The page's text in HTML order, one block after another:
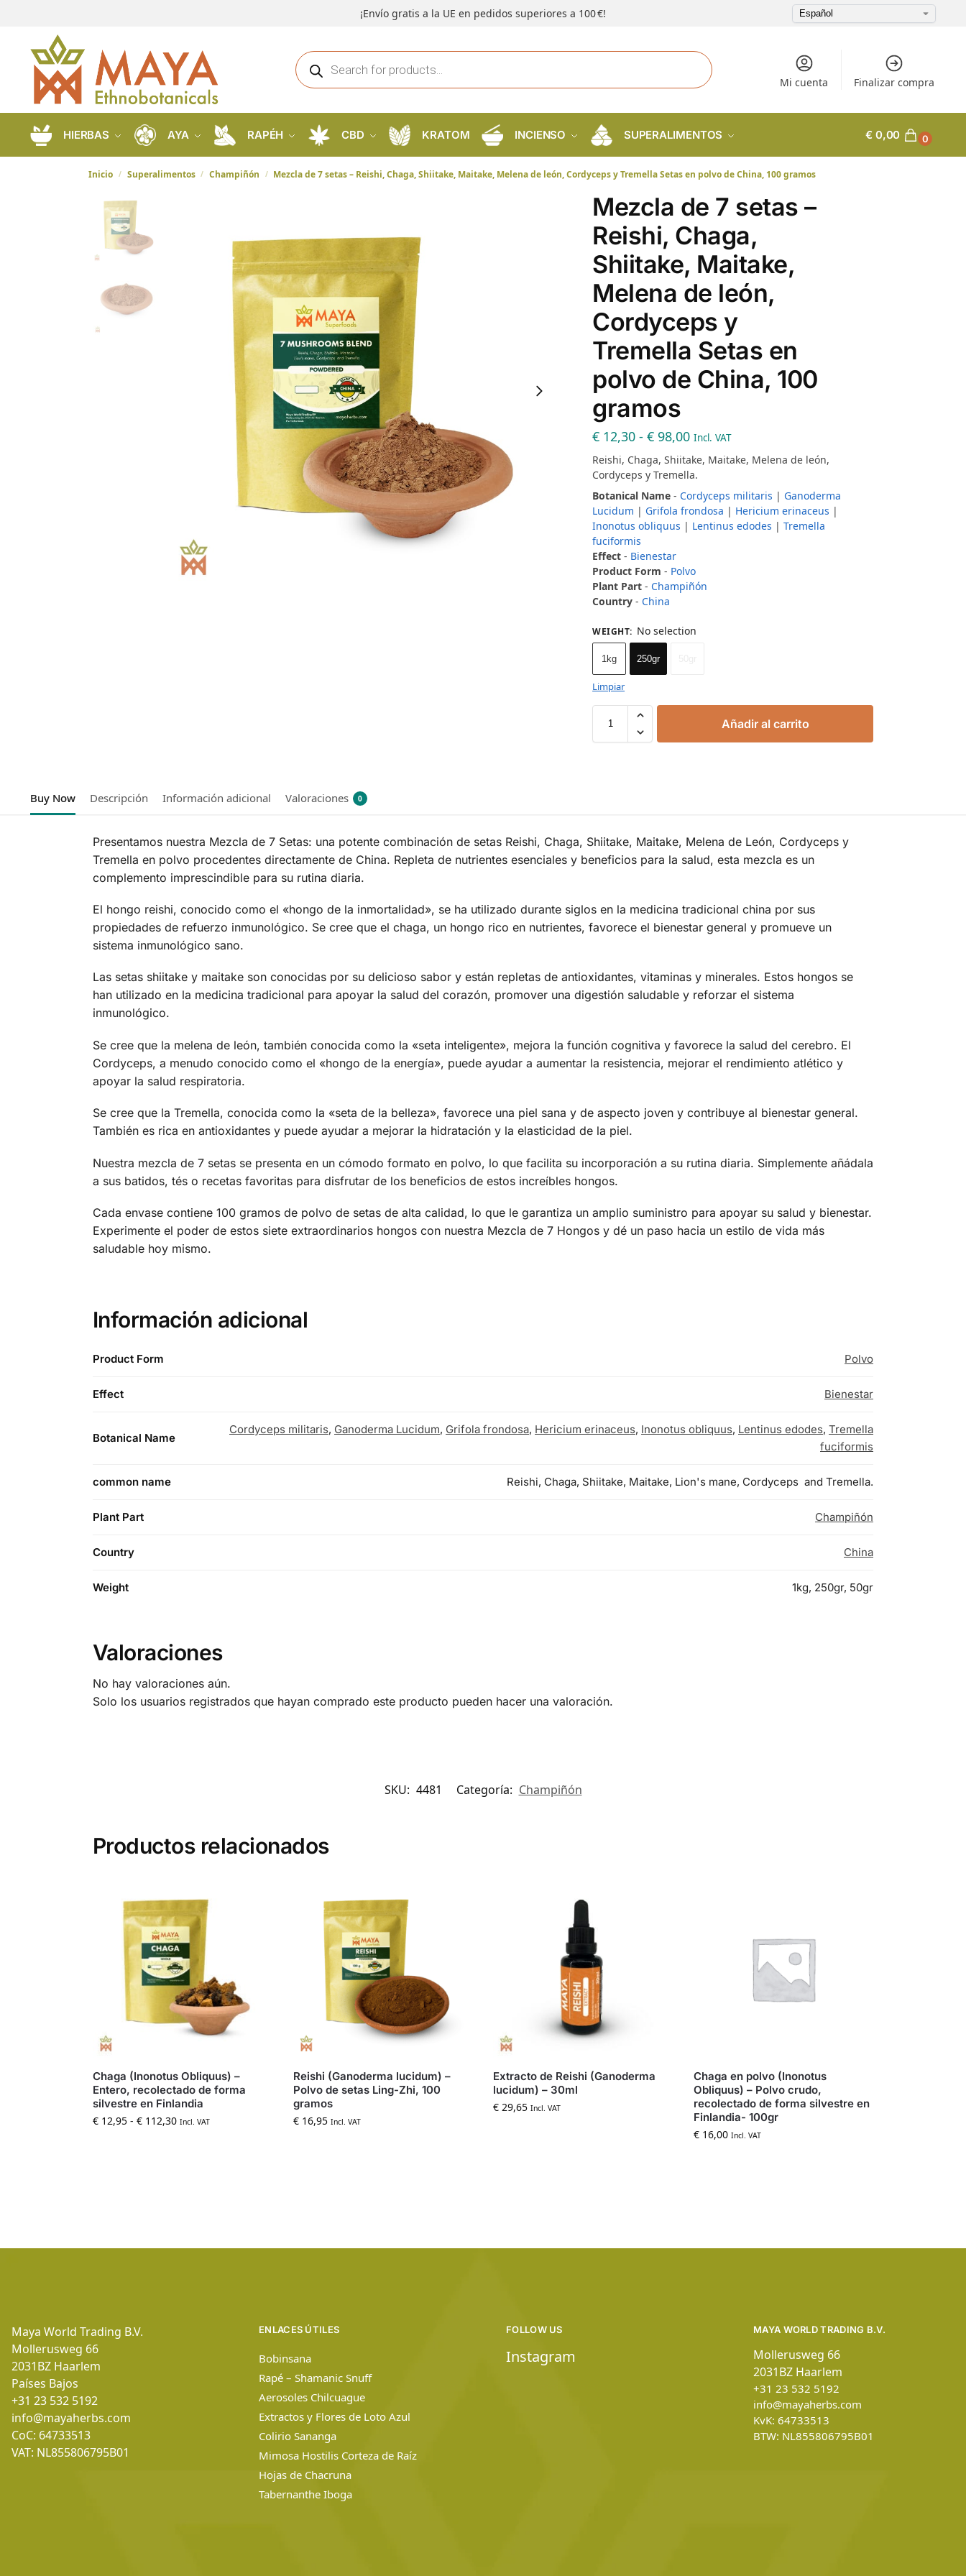
¡Envío gratis a la UE en pedidos superiores a 100 €!
Mi cuenta Finalizar compra
HIERBAS AYA RAPÉH CBD KRATOM INCIENSO SUPERALIMENTOS € 0,00 0
Inicio / Superalimentos / Champiñón / Mezcla de 7 setas – Reishi, Chaga, Shiitake, Maitake, Melena de león, Cordyceps y Tremella Setas en polvo de China, 100 gramos
Mezcla de 7 setas –
Reishi, Chaga,
Shiitake, Maitake,
Melena de león,
Cordyceps y
Tremella Setas en
polvo de China, 100
gramos
€ 12,30 - € 98,00 Incl. VAT
Reishi, Chaga, Shiitake, Maitake, Melena de león,
Cordyceps y Tremella.
Botanical Name - Cordyceps militaris | Ganoderma
Lucidum | Grifola frondosa | Hericium erinaceus |
Inonotus obliquus | Lentinus edodes |Tremella
fuciformis
Effect - Bienestar
Product Form - Polvo
Plant Part - Champiñón
Country - China
WEIGHT: No selection
1kg 250gr
Limpiar
Añadir al carrito
Buy Now Descripción Información adicional Valoraciones 0
Presentamos nuestra Mezcla de 7 Setas: una potente combinación de setas Reishi, Chaga, Shiitake, Maitake, Melena de León, Cordyceps y
Tremella en polvo procedentes directamente de China. Repleta de nutrientes esenciales y beneficios para la salud, esta mezcla es un
complemento imprescindible para su rutina diaria.
El hongo reishi, conocido como el «hongo de la inmortalidad», se ha utilizado durante siglos en la medicina tradicional china por sus
propiedades de refuerzo inmunológico. Se cree que el chaga, un hongo rico en nutrientes, favorece el bienestar general y promueve un
sistema inmunológico sano.
Las setas shiitake y maitake son conocidas por su delicioso sabor y están repletas de antioxidantes, vitaminas y minerales. Estos hongos se
han utilizado en la medicina tradicional para apoyar la salud del corazón, promover una digestión saludable y reforzar el sistema
inmunológico.
Se cree que la melena de león, también conocida como la «seta inteligente», mejora la función cognitiva y favorece la salud del cerebro. El
Cordyceps, a menudo conocido como el «hongo de la energía», puede ayudar a aumentar la resistencia, mejorar el rendimiento atlético y
apoyar la salud respiratoria.
Se cree que la Tremella, conocida como la «seta de la belleza», favorece una piel sana y de aspecto joven y contribuye al bienestar general.
También es rica en antioxidantes y puede ayudar a mejorar la hidratación y la elasticidad de la piel.
Nuestra mezcla de 7 setas se presenta en un cómodo formato en polvo, lo que facilita su incorporación a su rutina diaria. Simplemente añádala
a sus batidos, tés o recetas favoritas para disfrutar de los beneficios de estos increíbles hongos.
Cada envase contiene 100 gramos de polvo de setas de alta calidad, lo que le garantiza un amplio suministro para apoyar su salud y bienestar.
Experimente el poder de estos siete extraordinarios hongos con nuestra Mezcla de 7 Hongos y dé un paso hacia un estilo de vida más
saludable hoy mismo.
Información adicional
Product Form Polvo
Effect Bienestar
Botanical Name
Cordyceps militaris, Ganoderma Lucidum, Grifola frondosa, Hericium erinaceus, Inonotus obliquus, Lentinus edodes, Tremella
fuciformis
common name Reishi, Chaga, Shiitake, Maitake, Lion's mane, Cordyceps and Tremella.
Plant Part Champiñón
Country China
Weight 1kg, 250gr, 50gr
Valoraciones
No hay valoraciones aún.
Solo los usuarios registrados que hayan comprado este producto pueden hacer una valoración.
SKU: 4481 Categoría: Champiñón
Productos relacionados
Chaga (Inonotus Obliquus) –
Entero, recolectado de forma
silvestre en Finlandia
€12,95 - €112,30 Incl. VAT
Reishi (Ganoderma lucidum) –
Polvo de setas Ling-Zhi, 100
gramos
€16,95 Incl. VAT
Extracto de Reishi (Ganoderma
lucidum) – 30ml
€ 29,65 Incl. VAT
Chaga en polvo (Inonotus
Obliquus) – Polvo crudo,
recolectado de forma silvestre en
Finlandia- 100gr
€ 16,00 Incl. VAT
Maya World Trading B.V.
Mollerusweg 66
2031BZ Haarlem
Países Bajos
+31 23 532 5192
info@mayaherbs.com
CoC: 64733513
VAT: NL855806795B01
ENLACES ÚTILES
Bobinsana
Rapé – Shamanic Snuff
Aerosoles Chilcuague
Extractos y Flores de Loto Azul
Colirio Sananga
Mimosa Hostilis Corteza de Raíz
Hojas de Chacruna
Tabernanthe Iboga
MAYA WORLD TRADING B.V.
Mollerusweg 66
2031BZ Haarlem
+31 23 532 5192
info@mayaherbs.com
KvK: 64733513
BTW: NL855806795B01
FOLLOW US
Instagram